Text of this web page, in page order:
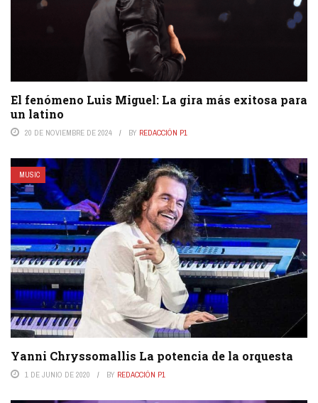
El fenómeno Luis Miguel: La gira más exitosa para
un latino
20 DE NOVIEMBRE DE 2024 BY REDACCIÓN P1
MUSIC
Yanni Chryssomallis La potencia de la orquesta
1 DE JUNIO DE 2020 BY REDACCIÓN P1